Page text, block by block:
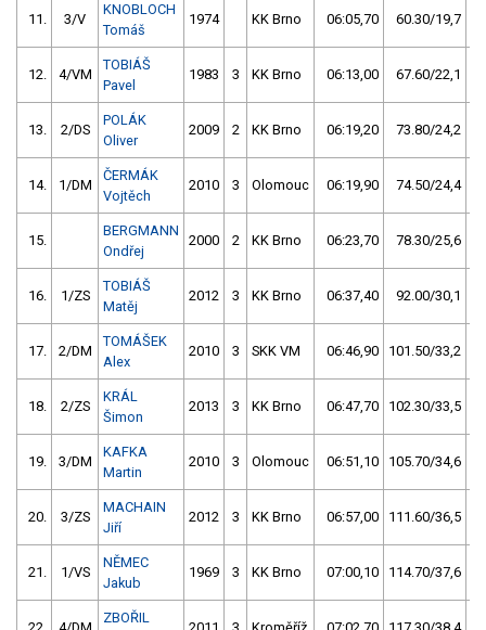
11. 3/V
KNOBLOCH
Tomáš
1974 KK Brno 06:05,70 60.30/19,7
12. 4/VM
TOBIÁŠ
Pavel
1983 3 KK Brno 06:13,00 67.60/22,1
13. 2/DS
POLÁK
Oliver
2009 2 KK Brno 06:19,20 73.80/24,2
14. 1/DM
ČERMÁK
Vojtěch
2010 3 Olomouc 06:19,90 74.50/24,4
15.
BERGMANN
Ondřej
2000 2 KK Brno 06:23,70 78.30/25,6
16. 1/ZS
TOBIÁŠ
Matěj
2012 3 KK Brno 06:37,40 92.00/30,1
17. 2/DM
TOMÁŠEK
Alex
2010 3 SKK VM 06:46,90 101.50/33,2
18. 2/ZS
KRÁL
Šimon
2013 3 KK Brno 06:47,70 102.30/33,5
19. 3/DM
KAFKA
Martin
2010 3 Olomouc 06:51,10 105.70/34,6
20. 3/ZS
MACHAIN
Jiří
2012 3 KK Brno 06:57,00 111.60/36,5
21. 1/VS
NĚMEC
Jakub
1969 3 KK Brno 07:00,10 114.70/37,6
ZBOŘIL